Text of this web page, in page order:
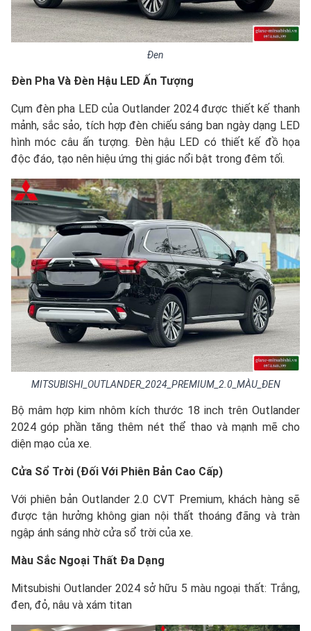
Đen
Đèn Pha Và Đèn Hậu LED Ấn Tượng
Cụm đèn pha LED của Outlander 2024 được thiết kế thanh
mảnh, sắc sảo, tích hợp đèn chiếu sáng ban ngày dạng LED
hình móc câu ấn tượng. Đèn hậu LED có thiết kế đồ họa
độc đáo, tạo nên hiệu ứng thị giác nổi bật trong đêm tối.
MITSUBISHI_OUTLANDER_2024_PREMIUM_2.0_MÀU_ĐEN
Bộ mâm hợp kim nhôm kích thước 18 inch trên Outlander
2024 góp phần tăng thêm nét thể thao và mạnh mẽ cho
diện mạo của xe.
Cửa Sổ Trời (Đối Với Phiên Bản Cao Cấp)
Với phiên bản Outlander 2.0 CVT Premium, khách hàng sẽ
được tận hưởng không gian nội thất thoáng đãng và tràn
ngập ánh sáng nhờ cửa sổ trời của xe.
Màu Sắc Ngoại Thất Đa Dạng
Mitsubishi Outlander 2024 sở hữu 5 màu ngoại thất: Trắng,
đen, đỏ, nâu và xám titan